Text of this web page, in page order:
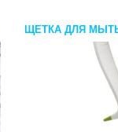
ЩЕТКА ДЛЯ